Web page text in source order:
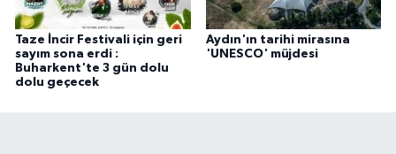
Taze İncir Festivali için geri
sayım sona erdi :
Buharkent'te 3 gün dolu
dolu geçecek
Aydın'ın tarihi mirasına
'UNESCO' müjdesi